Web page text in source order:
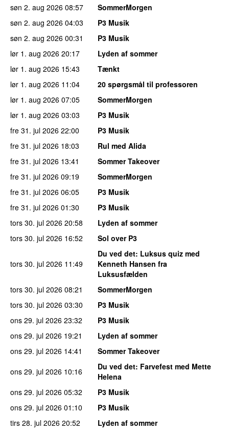
søn 2. aug 2026 08:57
SommerMorgen
søn 2. aug 2026 04:03
P3 Musik
søn 2. aug 2026 00:31
P3 Musik
lør 1. aug 2026 20:17
Lyden af sommer
lør 1. aug 2026 15:43
Tænkt
lør 1. aug 2026 11:04
20 spørgsmål til professoren
lør 1. aug 2026 07:05
SommerMorgen
lør 1. aug 2026 03:03
P3 Musik
fre 31. jul 2026 22:00
P3 Musik
fre 31. jul 2026 18:03
Rul med Alida
fre 31. jul 2026 13:41
Sommer Takeover
fre 31. jul 2026 09:19
SommerMorgen
fre 31. jul 2026 06:05
P3 Musik
fre 31. jul 2026 01:30
P3 Musik
tors 30. jul 2026 20:58
Lyden af sommer
tors 30. jul 2026 16:52 Sol over P3
tors 30. jul 2026 11:49
Du ved det: Luksus quiz med
Kenneth Hansen fra
Luksusfælden
tors 30. jul 2026 08:21
SommerMorgen
tors 30. jul 2026 03:30
P3 Musik
ons 29. jul 2026 23:32
P3 Musik
ons 29. jul 2026 19:21
Lyden af sommer
ons 29. jul 2026 14:41
Sommer Takeover
ons 29. jul 2026 10:16 Du ved det: Farvefest med Mette
Helena
ons 29. jul 2026 05:32
P3 Musik
ons 29. jul 2026 01:10
P3 Musik
tirs 28. jul 2026 20:52
Lyden af sommer